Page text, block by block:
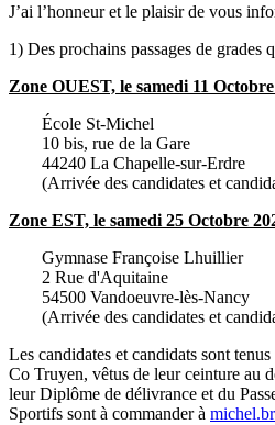
J’ai l’honneur et le plaisir de vous
1) Des prochains passages de grades
Zone OUEST, le samedi 11
École St-Michel
10 bis, rue de la Gare
44240 La Chapelle-sur-Erdre
(Arrivée des candidates et
Zone EST, le samedi 25 Octobre
Gymnase Françoise Lhuillier
2 Rue d'Aquitaine
54500 Vandoeuvre-lès-Nancy
(Arrivée des candidates et
Les candidates et candidats sont
Co Truyen, vêtus de leur ceinture au
leur Diplôme de délivrance et du
Sportifs sont à commander à